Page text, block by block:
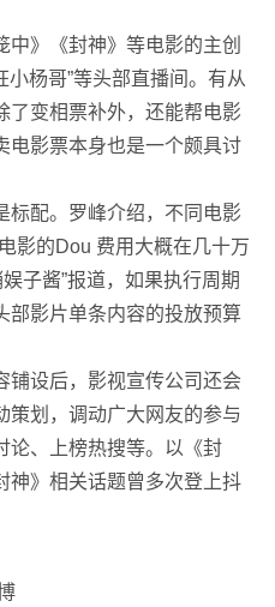
》《封神》等电影的主创
小杨哥”等头部直播间。有从
了变相票补外，还能帮电影
电影票本身也是一个颇具讨
标配。罗峰介绍，不同电影
影的Dou 费用大概在几十万
子酱”报道，如果执行周期
部影片单条内容的投放预算
铺设后，影视宣传公司还会
策划，调动广大网友的参与
论、上榜热搜等。以《封
神》相关话题曾多次登上抖